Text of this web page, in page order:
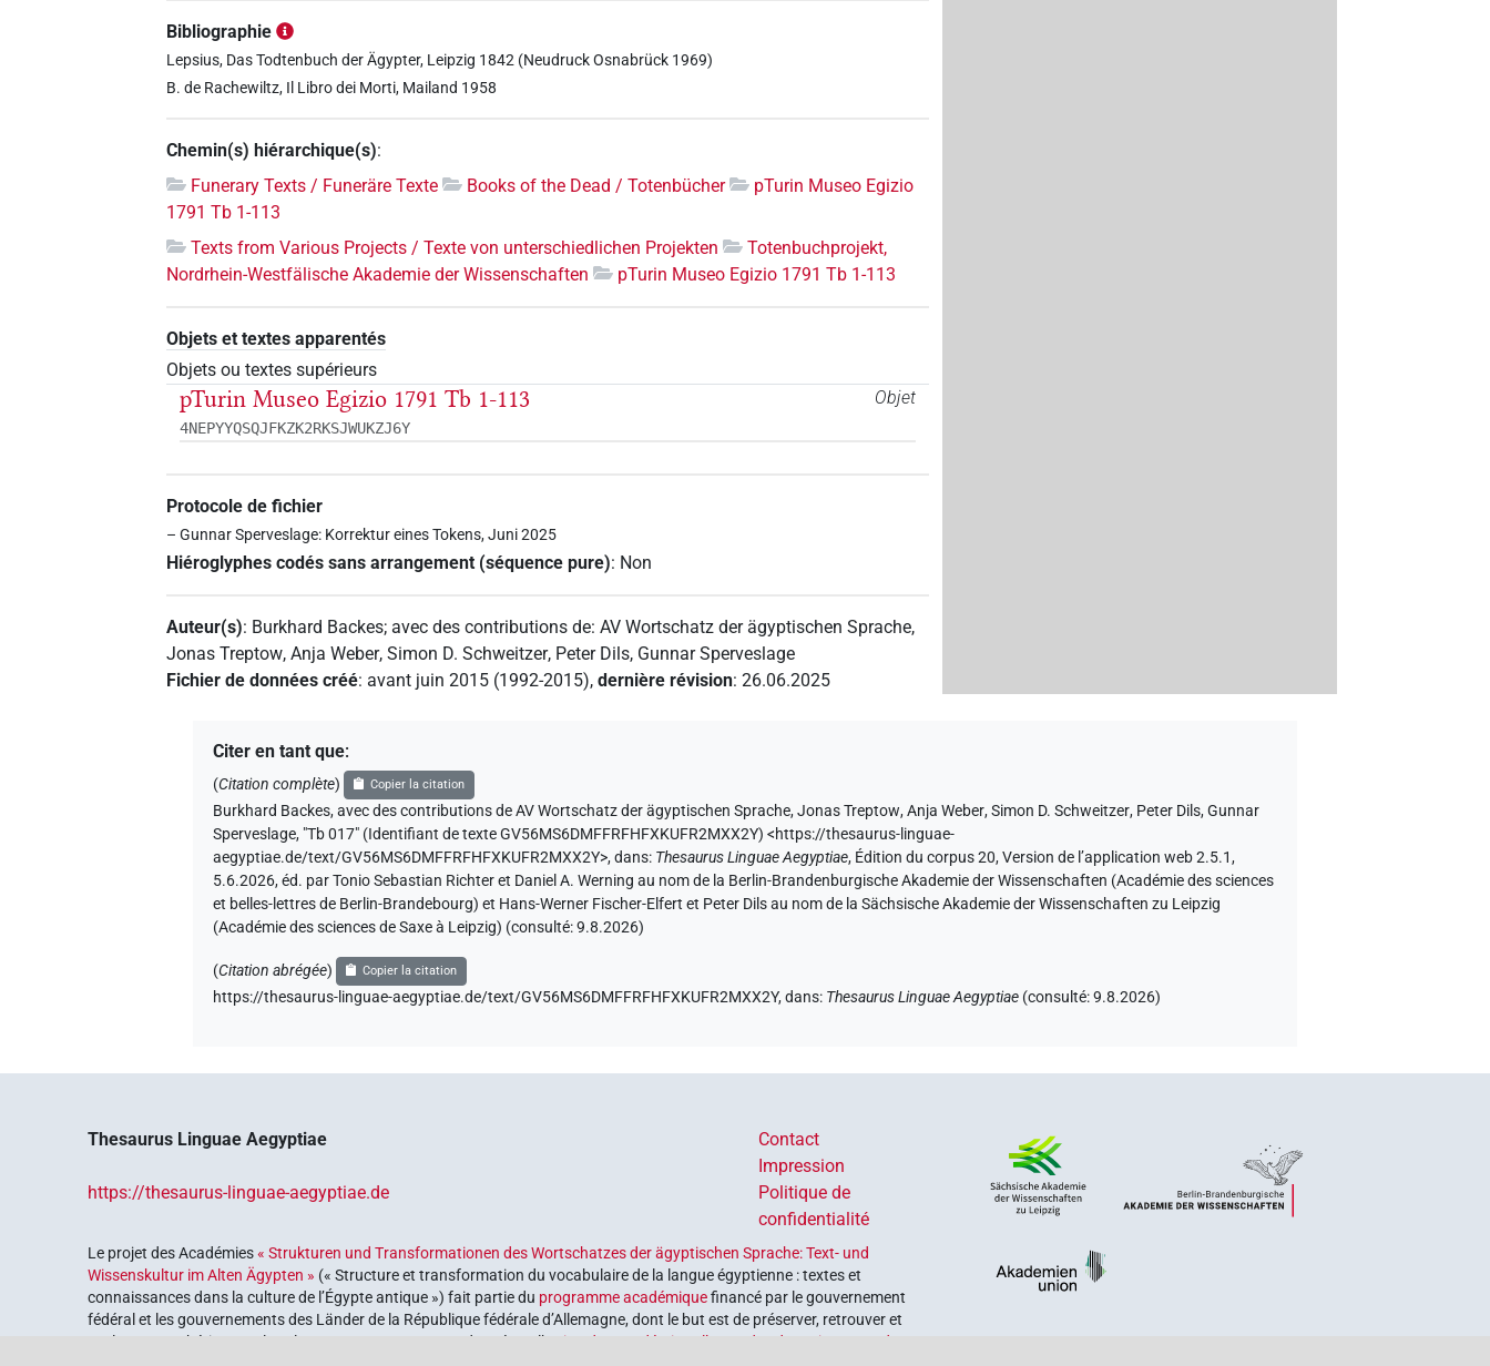
Bibliographie
Lepsius, Das Todtenbuch der Ägypter, Leipzig 1842 (Neudruck Osnabrück 1969)
B. de Rachewiltz, Il Libro dei Morti, Mailand 1958
Chemin(s) hiérarchique(s):
Funerary Texts / Funeräre Texte
Books of the Dead / Totenbücher
pTurin Museo Egizio
1791 Tb 1-113
Texts from Various Projects / Texte von unterschiedlichen Projekten
Totenbuchprojekt,
Nordrhein-Westfälische Akademie der Wissenschaften
pTurin Museo Egizio 1791 Tb 1-113
Objets et textes apparentés
Objets ou textes supérieurs
Objet
pTurin Museo Egizio 1791 Tb 1-113
4NEPYYQSQJFKZK2RKSJWUKZJ6Y
Protocole de fichier
– Gunnar Sperveslage: Korrektur eines Tokens, Juni 2025
Hiéroglyphes codés sans arrangement (séquence pure): Non
Auteur(s): Burkhard Backes;avec des contributions de:AV Wortschatz der ägyptischen Sprache,
Jonas Treptow,Anja Weber,Simon D. Schweitzer, Peter Dils, Gunnar Sperveslage
Fichier de données créé:avant juin 2015 (1992-2015),dernière révision:26.06.2025
Citer en tant que:
(Citation complète) Copier la citation
Burkhard Backes,avec des contributions de AV Wortschatz der ägyptischen Sprache,Jonas Treptow,Anja Weber,Simon D. Schweitzer, Peter Dils,Gunnar
Sperveslage, "Tb 017" (Identifiant de texte GV56MS6DMFFRFHFXKUFR2MXX2Y)<https://thesaurus-linguae-
aegyptiae.de/text/GV56MS6DMFFRFHFXKUFR2MXX2Y>,dans: Thesaurus Linguae Aegyptiae, Édition du corpus 20, Version de l’application web 2.5.1,
5.6.2026, éd. par Tonio Sebastian Richter et Daniel A. Werning au nom de la Berlin-Brandenburgische Akademie der Wissenschaften (Académie des sciences
et belles-lettres de Berlin-Brandebourg) et Hans-Werner Fischer-Elfert et Peter Dils au nom de la Sächsische Akademie der Wissenschaften zu Leipzig
(Académie des sciences de Saxe à Leipzig) (consulté:9.8.2026)
(Citation abrégée) Copier la citation
https://thesaurus-linguae-aegyptiae.de/text/GV56MS6DMFFRFHFXKUFR2MXX2Y,dans: Thesaurus Linguae Aegyptiae (consulté:9.8.2026)
Thesaurus Linguae Aegyptiae
https://thesaurus-linguae-aegyptiae.de
Contact
Impression
Politique de
confidentialité
Le projet des Académies« Strukturen und Transformationen des Wortschatzes der ägyptischen Sprache: Text- und
Wissenskultur im Alten Ägypten » (« Structure et transformation du vocabulaire de la langue égyptienne : textes et
connaissances dans la culture de l’Égypte antique ») fait partie du programme académiquefinancé par le gouvernement
fédéral et les gouvernements des Länder de la République fédérale d’Allemagne, dont le but est de préserver, retrouver et
explorer notre héritage culturel. Le programme est coordonné par l’ Union des académies allemandes des sciences et des